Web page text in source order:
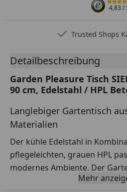
4,83/
Trusted Shops
Detailbeschreibung
Garden Pleasure Tisch
90 cm, Edelstahl / HPL
Langlebiger Gartentisch
Materialien
Der kühle Edelstahl in
pflegeleichten, grauen HPL
modernes Ambiente. Der
sich am besten mitMehr